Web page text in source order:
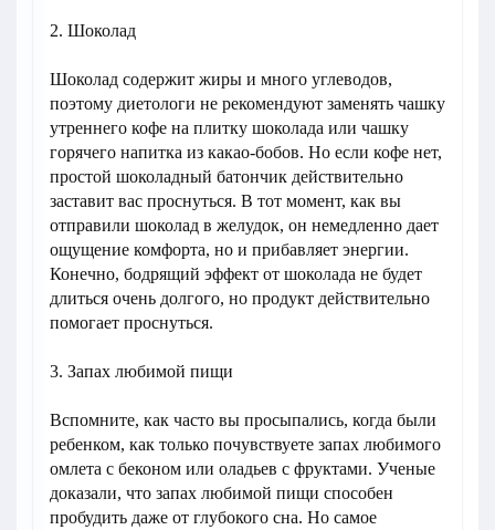
2. Шоколад
Шоколад содержит жиры и много углеводов,
поэтому диетологи не рекомендуют заменять чашку
утреннего кофе на плитку шоколада или чашку
горячего напитка из какао-бобов. Но если кофе нет,
простой шоколадный батончик действительно
заставит вас проснуться. В тот момент, как вы
отправили шоколад в желудок, он немедленно дает
ощущение комфорта, но и прибавляет энергии.
Конечно, бодрящий эффект от шоколада не будет
длиться очень долгого, но продукт действительно
помогает проснуться.
3. Запах любимой пищи
Вспомните, как часто вы просыпались, когда были
ребенком, как только почувствуете запах любимого
омлета с беконом или оладьев с фруктами. Ученые
доказали, что запах любимой пищи способен
пробудить даже от глубокого сна. Но самое